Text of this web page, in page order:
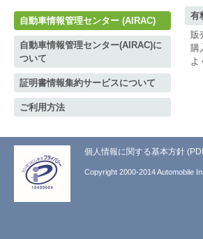
自動車情報管理センター (AIRAC)
自動車情報管理センター(AIRAC)に
ついて
証明書情報集約サービスについて
ご利用方法
有
販
購
よ
個人情報に関する基本方針
Copyright 2000-2014 Automobile